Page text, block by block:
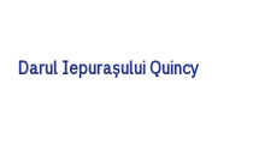
Darul Iepurașului Quincy